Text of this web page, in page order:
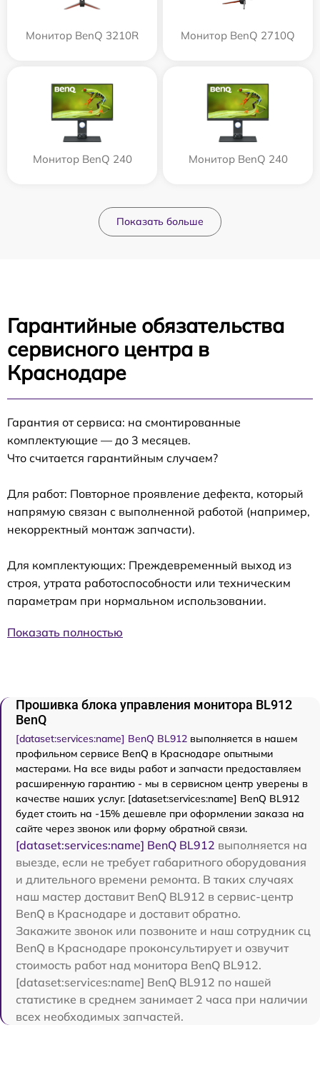
Монитор BenQ 3210R Монитор BenQ 2710Q
Монитор BenQ 240 Монитор BenQ 240
Показать больше
Гарантийные обязательства
сервисного центра в
Краснодаре
Гарантия от сервиса: на смонтированные
комплектующие — до 3 месяцев.
Что считается гарантийным случаем?
Для работ: Повторное проявление дефекта, который
напрямую связан с выполненной работой (например,
некорректный монтаж запчасти).
Для комплектующих: Преждевременный выход из
строя, утрата работоспособности или техническим
параметрам при нормальном использовании.
Показать полностью
Прошивка блока управления монитора BL912
BenQ
[dataset:services:name] BenQ BL912 выполняется в нашем
профильном сервисе BenQ в Краснодаре опытными
мастерами. На все виды работ и запчасти предоставляем
расширенную гарантию - мы в сервисном центр уверены в
качестве наших услуг. [dataset:services:name] BenQ BL912
будет стоить на -15% дешевле при оформлении заказа на
сайте через звонок или форму обратной связи.
[dataset:services:name] BenQ BL912 выполняется на
выезде, если не требует габаритного оборудования
и длительного времени ремонта. В таких случаях
наш мастер доставит BenQ BL912 в сервис-центр
BenQ в Краснодаре и доставит обратно.
Закажите звонок или позвоните и наш сотрудник сц
BenQ в Краснодаре проконсультирует и озвучит
стоимость работ над монитора BenQ BL912.
[dataset:services:name] BenQ BL912 по нашей
статистике в среднем занимает 2 часа при наличии
всех необходимых запчастей.